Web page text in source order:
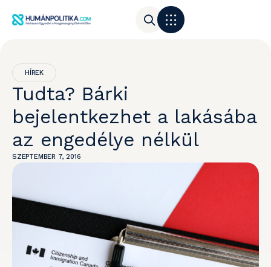
HÍREK
Tudta? Bárki
bejelentkezhet a lakásába
az engedélye nélkül
SZEPTEMBER 7, 2016